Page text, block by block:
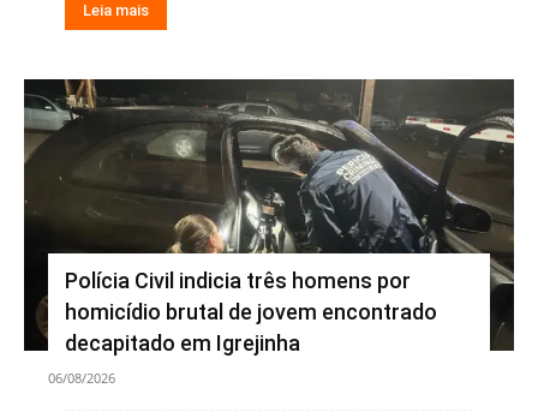
Leia mais
Polícia Civil indicia três homens por
homicídio brutal de jovem encontrado
decapitado em Igrejinha
06/08/2026